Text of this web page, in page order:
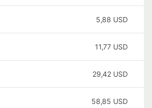
5,88 USD
11,77 USD
29,42 USD
58,85 USD